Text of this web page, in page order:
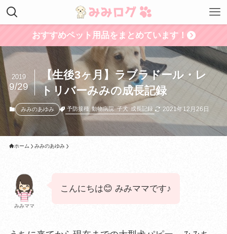
おすすめペット用品をまとめています！
【生後3ヶ月】ラブラドール・レ
トリバーみみの成長記録
2019
9/29
みみのあゆみ 予防接種 動物病院 子犬 成長記録 2021年12月26日
ホーム みみのあゆみ
みみママ
こんにちは😊 みみママです♪